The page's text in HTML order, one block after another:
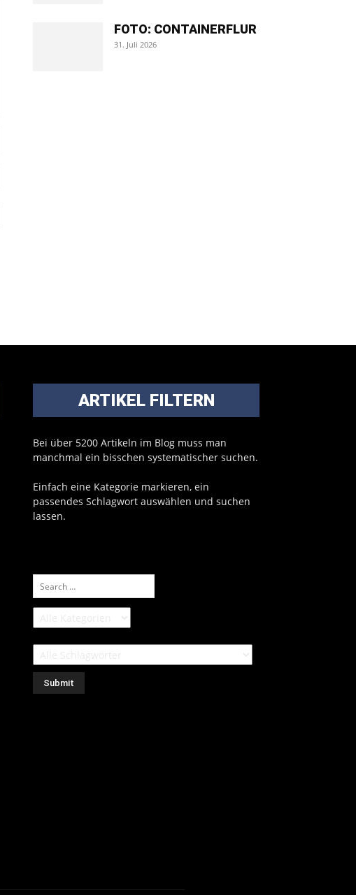
FOTO: CONTAINERFLUR
31. Juli 2026
ARTIKEL FILTERN
Bei über 5200 Artikeln im Blog muss man
manchmal ein bisschen systematischer suchen.
Einfach eine Kategorie markieren, ein
passendes Schlagwort auswählen und suchen
lassen.